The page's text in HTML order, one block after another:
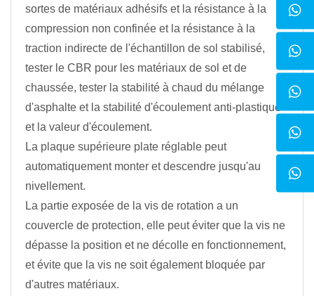
sortes de matériaux adhésifs et la résistance à la
compression non confinée et la résistance à la
traction indirecte de l'échantillon de sol stabilisé,
tester le CBR pour les matériaux de sol et de
chaussée, tester la stabilité à chaud du mélange
d'asphalte et la stabilité d'écoulement anti-plastique
et la valeur d'écoulement.
La plaque supérieure plate réglable peut
automatiquement monter et descendre jusqu'au
nivellement.
La partie exposée de la vis de rotation a un
couvercle de protection, elle peut éviter que la vis ne
dépasse la position et ne décolle en fonctionnement,
et évite que la vis ne soit également bloquée par
d'autres matériaux.